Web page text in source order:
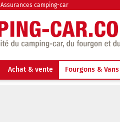
Assurances camping-car
Achat & vente Fourgons & Vans